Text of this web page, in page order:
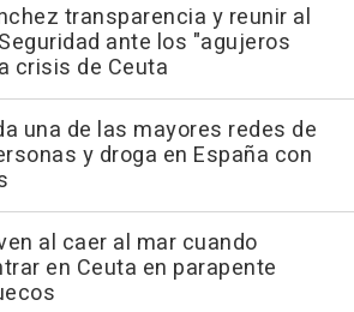
transparencia y reunir al
ante los "agujeros
crisis de Ceuta
una de las mayores redes de
y droga en España con
al caer al mar cuando
en Ceuta en parapente